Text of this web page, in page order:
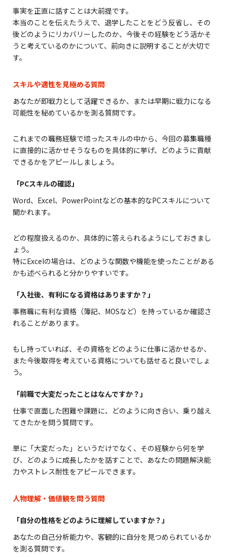
事実を正直に話すことは大前提です。
本当のことを伝えたうえで、退学したことをどう反省し、その
後どのようにリカバリーしたのか、今後その経験をどう活かそ
うと考えているのかについて、前向きに説明することが大切で
す。
スキルや適性を見極める質問
あなたが即戦力として活躍できるか、または早期に戦力になる
可能性を秘めているかを測る質問です。
これまでの職務経験で培ったスキルの中から、今回の募集職種
に直接的に活かせそうなものを具体的に挙げ、どのように貢献
できるかをアピールしましょう。
「PCスキルの確認」
Word、Excel、PowerPointなどの基本的なPCスキルについて
聞かれます。
どの程度扱えるのか、具体的に答えられるようにしておきまし
ょう。
特にExcelの場合は、どのような関数や機能を使ったことがある
かも述べられると分かりやすいです。
「入社後、有利になる資格はありますか？」
事務職に有利な資格（簿記、MOSなど）を持っているか確認さ
れることがあります。
もし持っていれば、その資格をどのように仕事に活かせるか、
また今後取得を考えている資格についても話せると良いでしょ
う。
「前職で大変だったことはなんですか？」
仕事で直面した困難や課題に、どのように向き合い、乗り越え
てきたかを問う質問です。
単に「大変だった」というだけでなく、その経験から何を学
び、どのように成長したかを話すことで、あなたの問題解決能
力やストレス耐性をアピールできます。
人物理解・価値観を問う質問
「自分の性格をどのように理解していますか？」
あなたの自己分析能力や、客観的に自分を見つめられているか
を測る質問です。